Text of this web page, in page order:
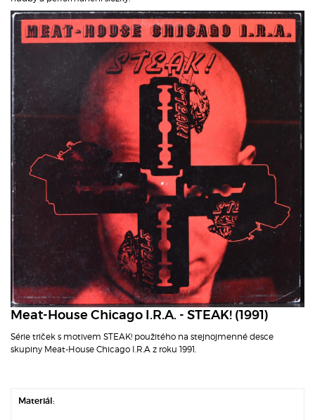
Meat-House Chicago I.R.A. - STEAK! (1991)
Série triček s motivem STEAK! použitého na stejnojmenné desce
skupiny Meat-House Chicago I.R.A z roku 1991.
Materiál: